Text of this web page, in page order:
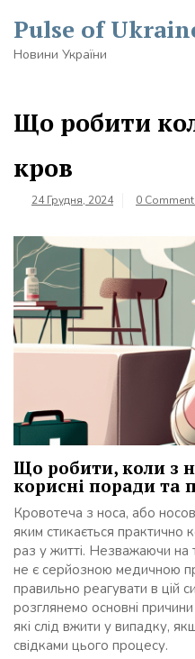
content
Pulse of
Новини України
Що робити
кров
24 Грудня, 2024 0
Що робити, коли з
корисні поради та
Кровотеча з носа, або
яким стикається
раз у житті. Незважаючи на
не є серйозною медичною
правильно реагувати в цій
розглянемо основні
які слід вжити у випадку,
свідками цього процесу.